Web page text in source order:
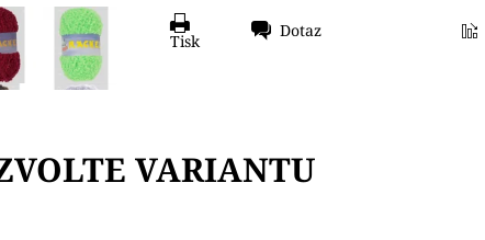
Tisk
Dotaz
VARIANTU